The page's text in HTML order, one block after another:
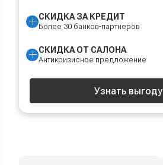
СКИДКА ЗА КРЕДИТ
Более 30 банков-партнеров
СКИДКА ОТ САЛОНА
Антикризисное предложение
Узнать выгоду